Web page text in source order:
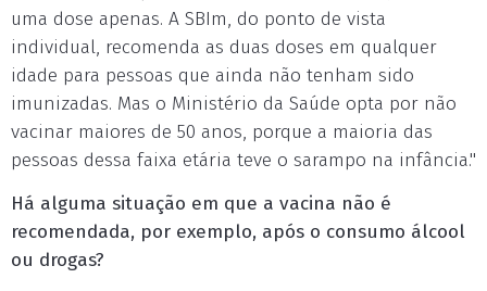
uma dose apenas. A SBIm, do ponto de vista
individual, recomenda as duas doses em qualquer
idade para pessoas que ainda não tenham sido
imunizadas. Mas o Ministério da Saúde opta por não
vacinar maiores de 50 anos, porque a maioria das
pessoas dessa faixa etária teve o sarampo na infância."
Há alguma situação em que a vacina não é
recomendada, por exemplo, após o consumo álcool
ou drogas?